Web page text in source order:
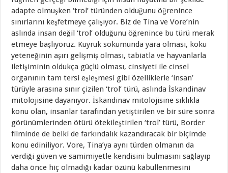
adapte olmuşken ‘trol’ türünden olduğunu öğrenince
sınırlarını keşfetmeye çalışıyor. Biz de Tina ve Vore’nin
aslında insan değil ‘trol’ olduğunu öğrenince bu türü merak
etmeye başlıyoruz. Kuyruk sokumunda yara olması, koku
yeteneğinin aşırı gelişmiş olması, tabiatla ve hayvanlarla
iletişiminin oldukça güçlü olması, cinsiyeti ile cinsel
organının tam tersi eşleşmesi gibi özelliklerle ‘insan’
türüyle arasına sınır çizilen ‘trol’ türü, aslında İskandinav
mitolojisine dayanıyor. İskandinav mitolojisine sıklıkla
konu olan, insanlar tarafından yetiştirilen ve bir süre sonra
görünümlerinden ötürü ötekileştirilen ‘trol’ türü, Border
filminde de belki de farkındalık kazandıracak bir biçimde
konu ediniliyor. Vore, Tina’ya aynı türden olmanın da
verdiği güven ve samimiyetle kendisini bulmasını sağlayıp
daha önce hiç olmadığı kadar özünü kabullenmesini